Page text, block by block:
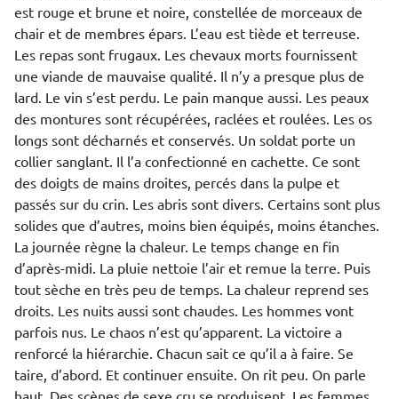
est rouge et brune et noire, constellée de morceaux de
chair et de membres épars. L’eau est tiède et terreuse.
Les repas sont frugaux. Les chevaux morts fournissent
une viande de mauvaise qualité. Il n’y a presque plus de
lard. Le vin s’est perdu. Le pain manque aussi. Les peaux
des montures sont récupérées, raclées et roulées. Les os
longs sont décharnés et conservés. Un soldat porte un
collier sanglant. Il l’a confectionné en cachette. Ce sont
des doigts de mains droites, percés dans la pulpe et
passés sur du crin. Les abris sont divers. Certains sont plus
solides que d’autres, moins bien équipés, moins étanches.
La journée règne la chaleur. Le temps change en fin
d’après-midi. La pluie nettoie l’air et remue la terre. Puis
tout sèche en très peu de temps. La chaleur reprend ses
droits. Les nuits aussi sont chaudes. Les hommes vont
parfois nus. Le chaos n’est qu’apparent. La victoire a
renforcé la hiérarchie. Chacun sait ce qu’il a à faire. Se
taire, d’abord. Et continuer ensuite. On rit peu. On parle
haut. Des scènes de sexe cru se produisent. Les femmes